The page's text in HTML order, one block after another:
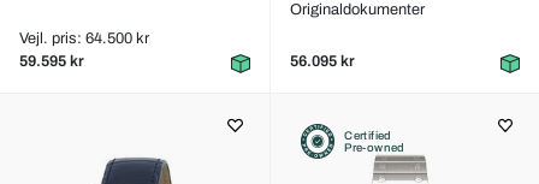
Vejl. pris: 64.500 kr
59.595 kr
Originaldokumenter
56.095 kr
Certified
Pre-owned